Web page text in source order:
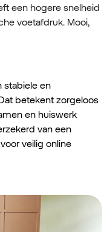
een hogere snelheid
voetafdruk. Mooi,
stabiele en
betekent zorgeloos
en huiswerk
van een
veilig online